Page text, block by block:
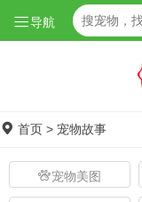
导航
首页 > 宠物故事
宠物美图